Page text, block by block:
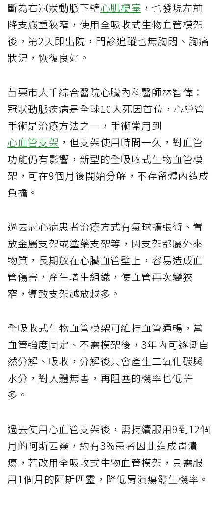
斷為右冠狀動脈下壁心肌梗塞 ，也發現左前
降支嚴重狹窄，使用全吸收式生物血管模架
後，第2天即出院，門診追蹤也無胸悶、胸痛
狀況，恢復良好。
苗栗市大千綜合醫院心臟內科醫師林智偉：
冠狀動脈疾病是全球10大死因首位，心導管
手術是治療方法之一，手術常用到
心血管支架 ，但支架使用時間一久，對血管
功能仍有影響，新型的全吸收式生物血管模
架，可在9個月後開始分解，不存留體內造成
負擔。
過去冠心病患者治療方式有氣球擴張術、置
放金屬支架或塗藥支架等，因支架都屬外來
物質，長期放在心臟血管壁上，容易造成血
管傷害，產生增生組織，使血管再次變狹
窄，導致支架越放越多。
全吸收式生物血管模架可維持血管通暢，當
血管強度固定、不需模架後，3年內可逐漸自
然分解、吸收，分解後只會產生二氧化碳與
水分，對人體無害，再阻塞的機率也低許
多。
過去使用心血管支架後，需持續服用9到12個
月的阿斯匹靈，約有3%患者因此造成胃潰
瘍，若改用全吸收式生物血管模架，只需服
用1個月的阿斯匹靈，降低胃潰瘍發生機率。